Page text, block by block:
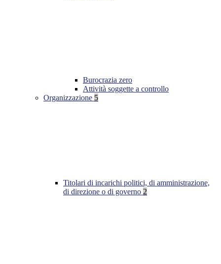
Burocrazia zero
Attività soggette a controllo
Organizzazione 5
Titolari di incarichi politici, di amministrazione,
di direzione o di governo 2